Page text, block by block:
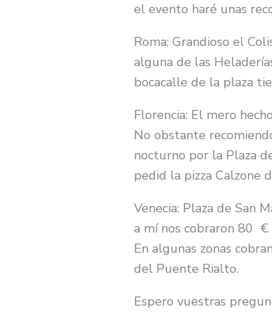
el evento haré unas
Roma: Grandioso el
alguna de las
bocacalle de la plaza
Florencia: El mero
No obstante
nocturno por la Plaza
pedid la pizza Calzone
Venecia: Plaza de San
a mí nos cobraron 80 €
En algunas zonas
del Puente Rialto.
Espero vuestras